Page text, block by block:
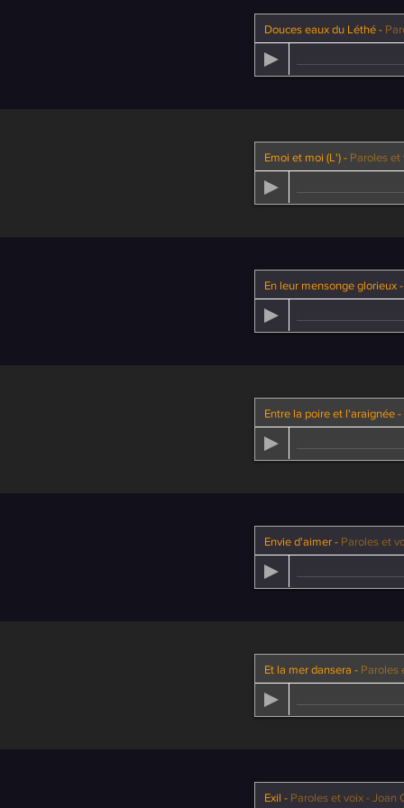
Douces eaux du Léthé - Paroles
Emoi et moi (L') - Paroles et voix
En leur mensonge glorieux
Entre la poire et l'araignée -
Envie d'aimer - Paroles et voix -
Et la mer dansera - Paroles et
Exil - Paroles et voix - Joan